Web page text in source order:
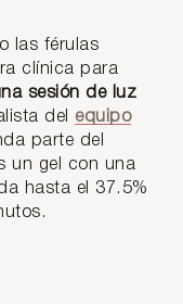
las férulas
clínica para
sesión de luz
del equipo
parte del
un gel con una
hasta el 37.5%